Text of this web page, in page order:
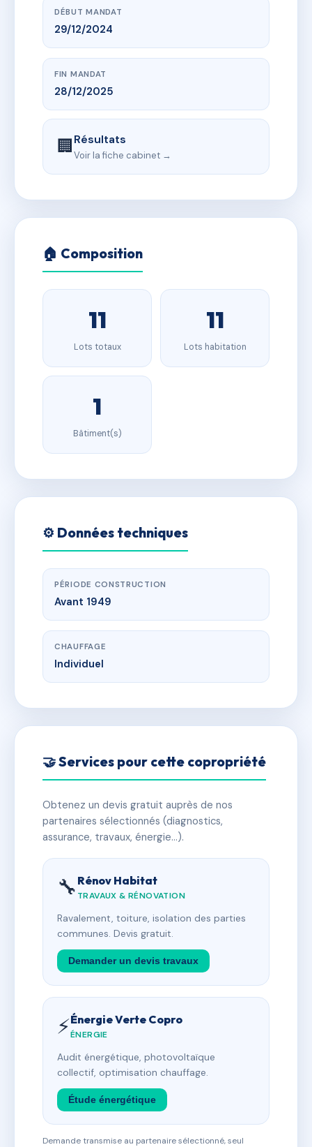
DÉBUT MANDAT
29/12/2024
FIN MANDAT
28/12/2025
🏢Résultats
Voir la fiche cabinet →
🏠 Composition
11
Lots totaux
11
Lots habitation
1
Bâtiment(s)
⚙️ Données techniques
PÉRIODE CONSTRUCTION
Avant 1949
CHAUFFAGE
Individuel
🤝 Services pour cette copropriété
Obtenez un devis gratuit auprès de nos
partenaires sélectionnés (diagnostics,
assurance, travaux, énergie…).
🔧 Rénov Habitat
TRAVAUX & RÉNOVATION
Ravalement, toiture, isolation des parties
communes. Devis gratuit.
Demander un devis travaux
⚡Énergie Verte Copro
ÉNERGIE
Audit énergétique, photovoltaïque
collectif, optimisation chauffage.
Étude énergétique
Demande transmise au partenaire sélectionné, seul